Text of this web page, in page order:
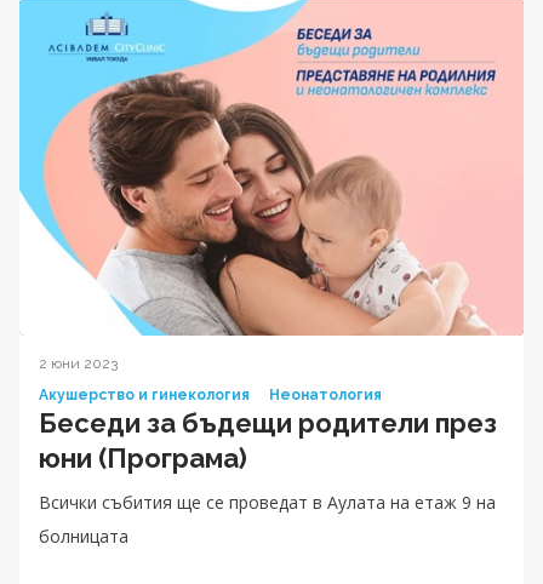
2 юни 2023
Акушерство и гинекология
Неонатология
Беседи за бъдещи родители през
юни (Програма)
Всички събития ще се проведат в Аулата на етаж 9 на
болницата